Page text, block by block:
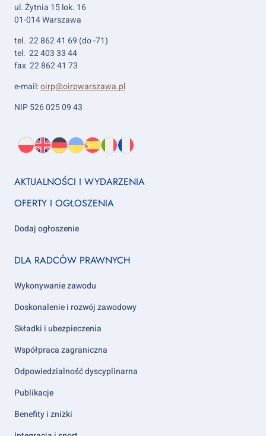
ul. Żytnia 15 lok. 16
01-014 Warszawa
tel. 22 862 41 69 (do -71)
tel. 22 403 33 44
fax 22 862 41 73
e-mail:oirp@oirpwarszawa.pl
NIP 526 025 09 43
Wybierz
język:
PL
O
EN
About
DE
About
UK
About
ES
About
IT
About
FR
About
Footer
1
AKTUALNOŚCI I WYDARZENIA
OFERTY I OGŁOSZENIA
Dodaj ogłoszenie
Footer
2
DLA RADCÓW PRAWNYCH
Wykonywanie zawodu
Doskonalenie i rozwój zawodowy
Składki i ubezpieczenia
Współpraca zagraniczna
Odpowiedzialność dyscyplinarna
Publikacje
Benefity i zniżki